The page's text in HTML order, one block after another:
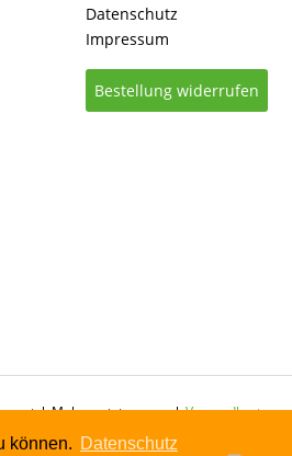
können. Datenschutz
Datenschutz
Impressum
Bestellung widerrufen
Mehrwertsteuer zzgl.Versandkosten